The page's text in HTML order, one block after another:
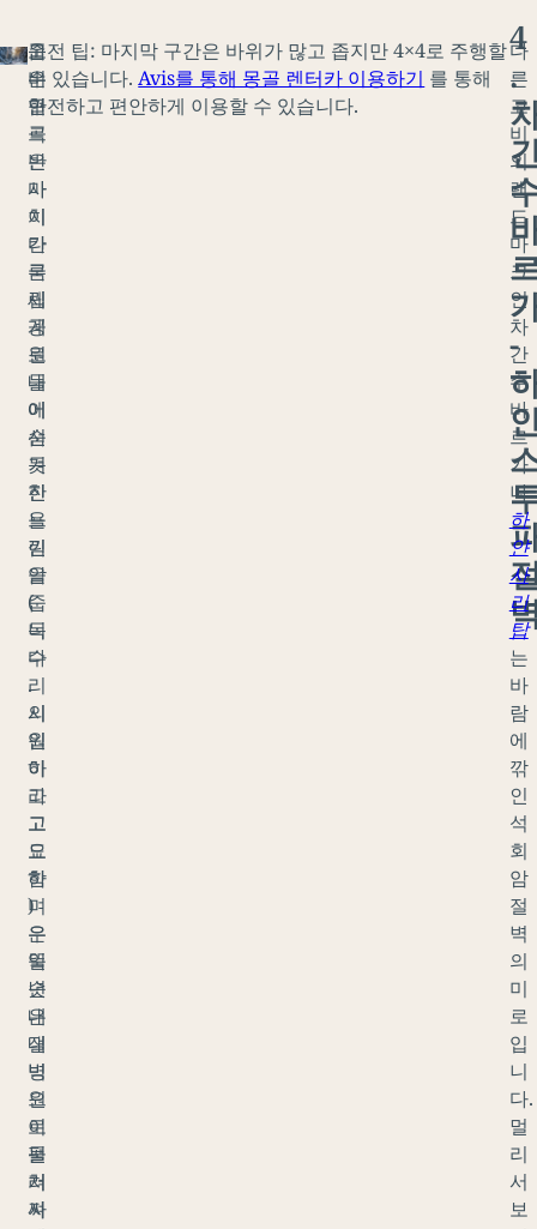
고
비
구
르
반
사
이
칸
국
립
공
원
내
에
숨
겨
진
욜
린
암
(
독
수
리
의
입
이
라
고
도
함
)
은
일
년
내
내
빙
원
이
펼
쳐
져
좁
은
협
곡
은
마
치
다
른
세
계
로
들
어
선
듯
한
느
낌
을
줍
니
다
.
시
원
하
고
고
요
하
며
우
뚝
솟
은
절
벽
으
로
둘
러
싸
운전 팁: 마지막 구간은 바위가 많고 좁지만 4×4로 주행할
수 있습니다.Avis를 통해 몽골 렌터카 이용하기 를 통해
안전하고 편안하게 이용할 수 있습니다.
4
.
-
다
른
고
비
의
랜
드
마
크
인
차
간
수
바
르
가
나
하
얀
사
리
탑
는
바
람
에
깎
인
석
회
암
절
벽
의
미
로
입
니
다.
멀
리
서
보